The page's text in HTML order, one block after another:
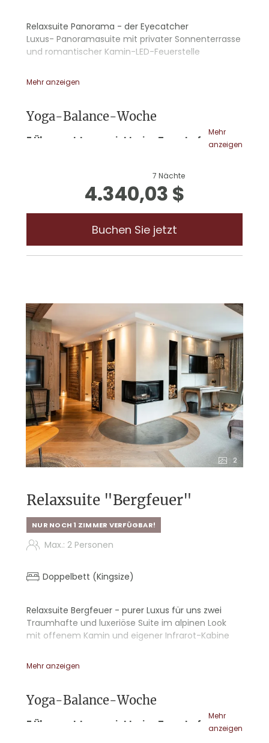
Relaxsuite Panorama - der Eyecatcher
Luxus- Panoramasuite mit privater Sonnenterrasse
und romantischer Kamin-LED-Feuerstelle
- Holzboden
- Sternenhimmel
- Doppelwaschtisch
- WC separat
- Sekretär
- Kaffee- und Teebar
keine Hunde erlaubt
Garage inkludiert
Mehr anzeigen
Yoga-Balance-Woche
7 Übernachtungen inklusive Tuxerhof-
mit unseren
zwei passionierten Yoga-Lehrerinnen
Manuela und Conny, Sonntag bis Freitag:
Morning Yoga und Yoga ALL LEVELS
Klangschalen und Chakra-Meditation
Verschiedene Workshops wie
Achtsamkeitswanderung "5 Elemente" und
Tuxerhof Rundum-Inklusivleistungen:
Unbegrenzte Outdoor-Möglichkeiten für
jeden Geschmack
Tuxerhof-Rucksack und Trinkflasche für
Ihre Ausflüge
Entspannung garantiert: Alpin Spa mit
Sauna- und Relaxwelten auf 2.200 m²
Programm-Highlights: Almbrunch,
geführte Wander- und Bike-Touren
Mehr
anzeigen
7 Nächte
4.340,03 $
Buchen Sie jetzt
2
Relaxsuite "Bergfeuer"
NUR NOCH 1 ZIMMER VERFÜGBAR!
Max.: 2 Personen
Doppelbett (Kingsize)
Relaxsuite Bergfeuer - purer Luxus für uns zwei
Traumhafte und luxeriöse Suite im alpinen Look
mit offenem Kamin und eigener Infrarot-Kabine
- Holzboden
- Sternenhimmel
- Doppelwaschtisch
- abgetrennter Wohnbereich
- Terrasse mit Traumblick und Hängeschaukel
Mehr anzeigen
Yoga-Balance-Woche
7 Übernachtungen inklusive Tuxerhof-
Mehr
anzeigen